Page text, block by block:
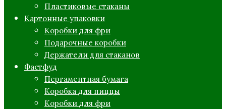
Пластиковые стаканы
Картонные упаковки
Коробки для фри
Подарочные коробки
Держатели для стаканов
Фастфуд
Пергаментная бумага
Коробка для пиццы
Коробки для фри